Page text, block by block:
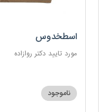
اسطخدوس
مورد تایید دکتر روازاده
ناموجود